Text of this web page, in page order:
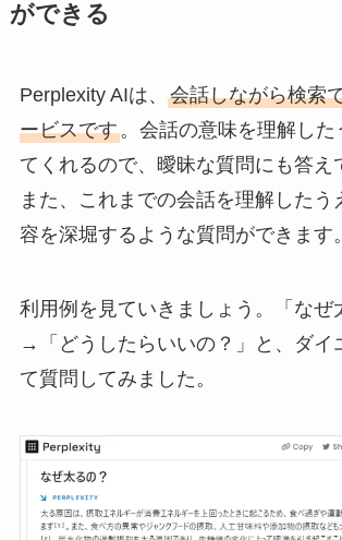
ができる
Perplexity AIは、 会話しながら検索
ービスです。会話の意味を理解した
てくれるので、曖昧な質問にも答え
また、これまでの会話を理解したう
容を深堀するような質問ができます。
利用例を見ていきましょう。「なぜ
→「どうしたらいいの？」と、ダイ
て質問してみました。